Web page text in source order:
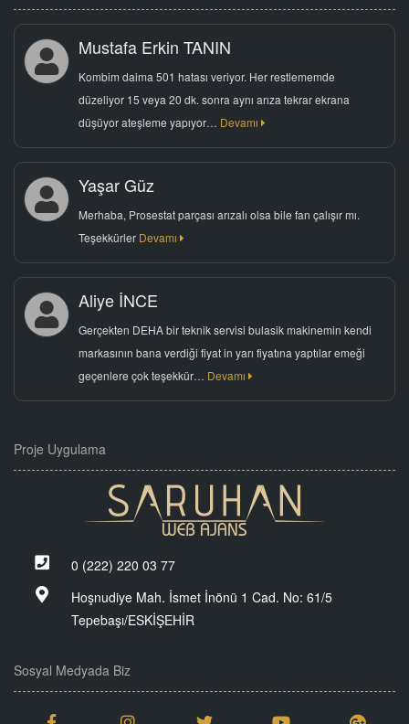
Mustafa Erkin TANIN
Kombim daima 501 hatası veriyor. Her restlememde
düzeliyor 15 veya 20 dk. sonra aynı arıza tekrar ekrana
düşüyor ateşleme yapıyor… Devamı
Yaşar Güz
Merhaba, Prosestat parçası arızalı olsa bile fan çalışır mı.
Teşekkürler Devamı
Aliye İNCE
Gerçekten DEHA bir teknik servisi bulasik makinemin kendi
markasının bana verdiği fiyat in yarı fiyatına yaptılar emeği
geçenlere çok teşekkür… Devamı
Proje Uygulama
0 (222) 220 03 77
Hoşnudiye Mah. İsmet İnönü 1 Cad. No: 61/5
Tepebaşı/ESKİŞEHİR
Sosyal Medyada Biz